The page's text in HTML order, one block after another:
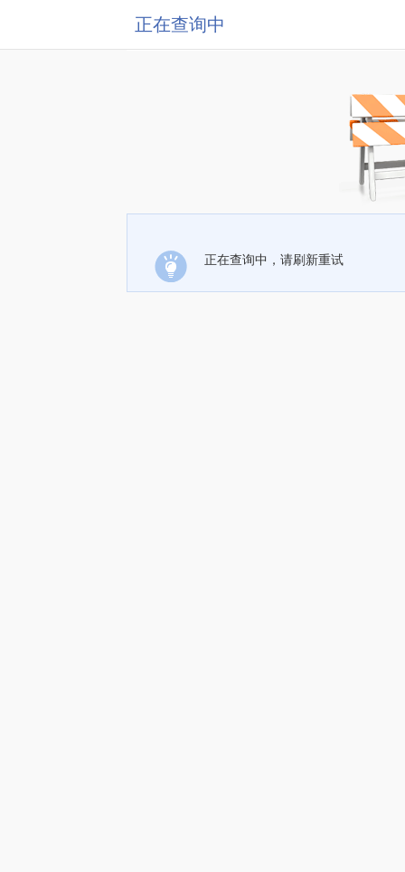
正在查询中
正在查询中，请刷新重试